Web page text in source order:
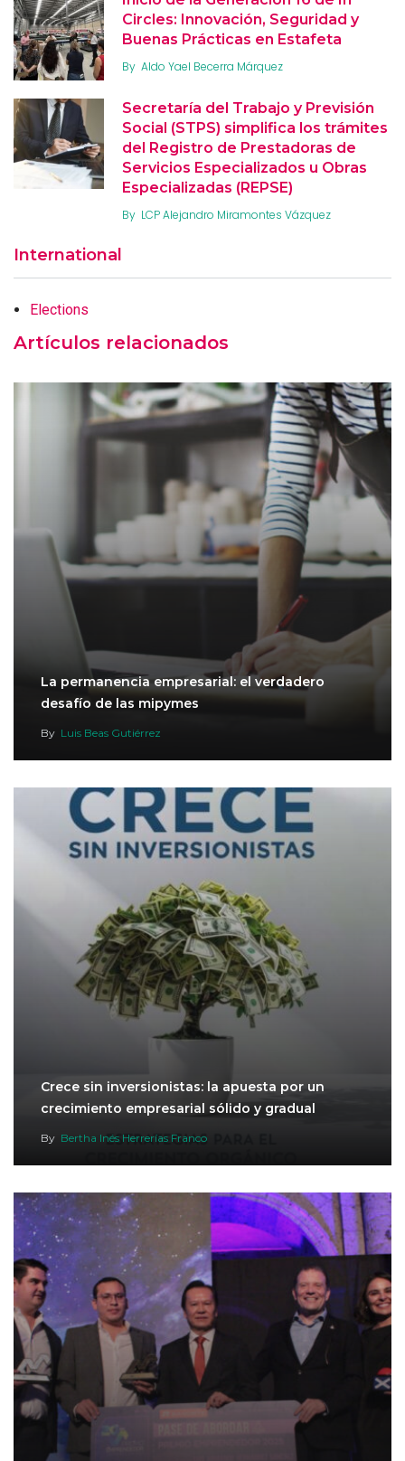
Circles: Innovación, Seguridad y
Buenas Prácticas en Estafeta
By Aldo Yael Becerra Márquez
Secretaría del Trabajo y Previsión
Social (STPS) simplifica los trámites
del Registro de Prestadoras de
Servicios Especializados u Obras
Especializadas (REPSE)
By LCP Alejandro Miramontes Vázquez
International
Elections
Artículos relacionados
La permanencia empresarial: el verdadero
desafío de las mipymes
By Luis Beas Gutiérrez
Crece sin inversionistas: la apuesta por un
crecimiento empresarial sólido y gradual
By Bertha Inés Herrerías Franco